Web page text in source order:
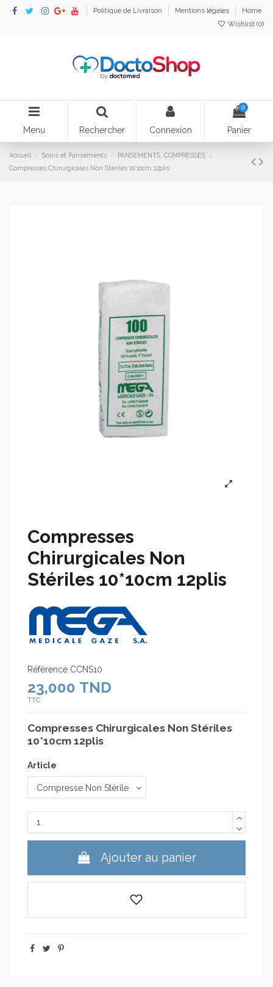
Politique de Livraison Mentions légales
Home
Wishlist (0)
Menu Rechercher Connexion
0
Panier
Accueil Soins et Pansements
PANSEMENTS, COMPRESSES
Compresses Chirurgicales Non Stériles 10*10cm 12plis
Compresses
Chirurgicales Non
Stériles 10*10cm 12plis
Référence CCNS10
23,000 TND
TTC
Compresses Chirurgicales Non Stériles
10*10cm 12plis
Article
Ajouter au panier